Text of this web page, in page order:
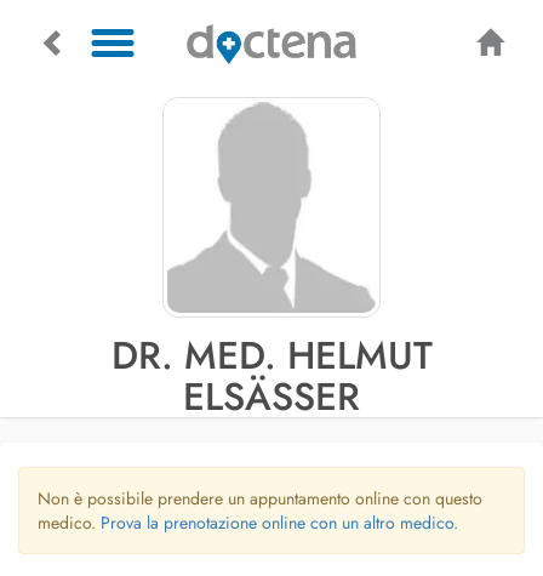
DR. MED. HELMUT
ELSÄSSER
Non è possibile prendere un appuntamento online con questo
medico. Prova la prenotazione online con un altro medico.